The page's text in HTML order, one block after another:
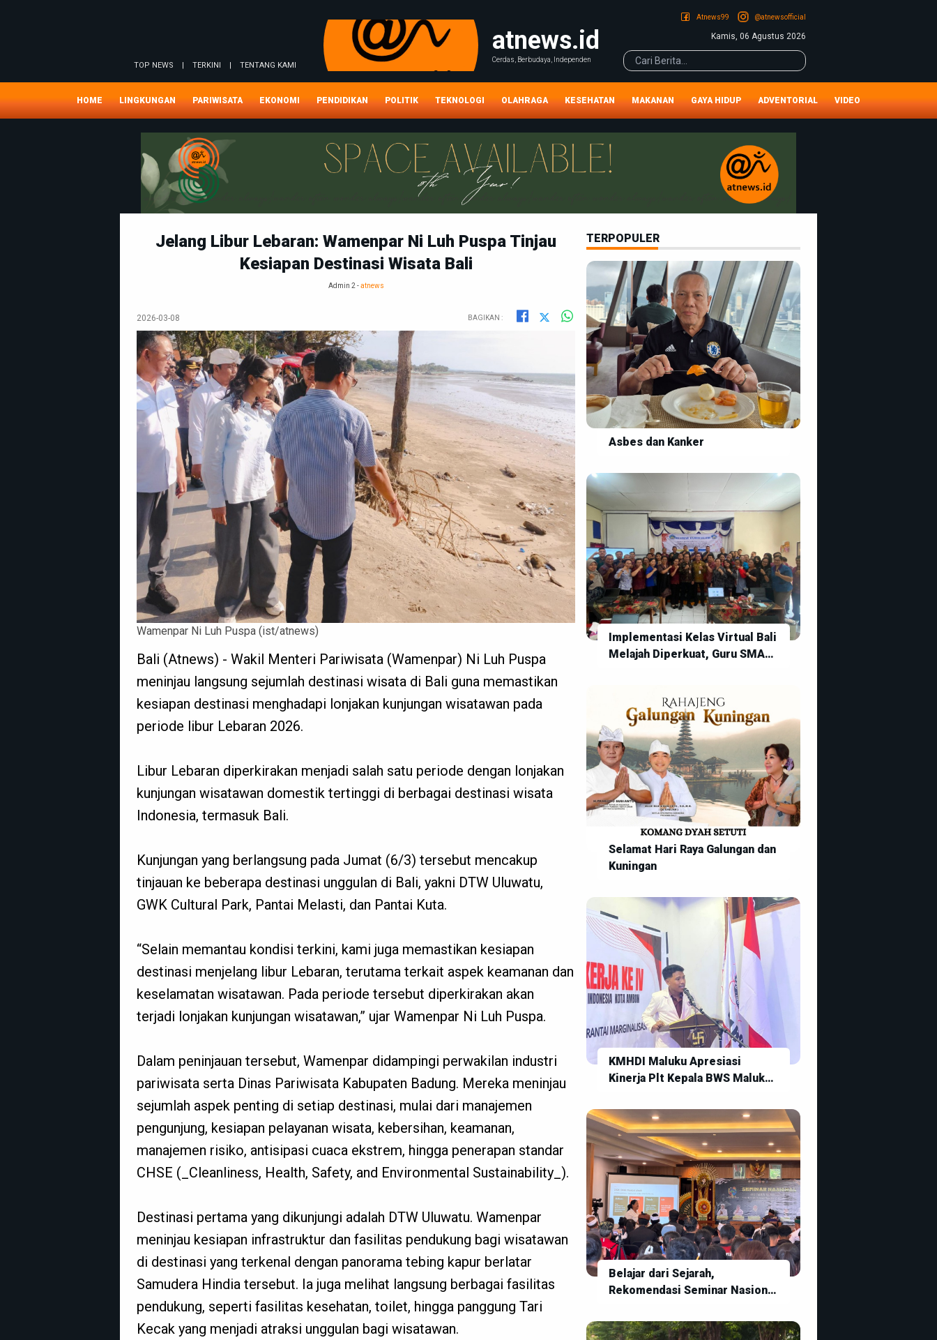
TOP NEWS | TERKINI | TENTANG KAMI
atnews.id
Cerdas, Berbudaya, Independen
Atnews99 @atnewsofficial
Kamis, 06 Agustus 2026
HOME LINGKUNGAN PARIWISATA EKONOMI PENDIDIKAN POLITIK TEKNOLOGI OLAHRAGA KESEHATAN MAKANAN GAYA HIDUP ADVENTORIAL VIDEO
Jelang Libur Lebaran: Wamenpar Ni Luh Puspa Tinjau
Kesiapan Destinasi Wisata Bali
Admin 2 -atnews
2026-03-08 BAGIKAN :
Wamenpar Ni Luh Puspa (ist/atnews)
Bali (Atnews) - Wakil Menteri Pariwisata (Wamenpar) Ni Luh Puspa
meninjau langsung sejumlah destinasi wisata di Bali guna memastikan
kesiapan destinasi menghadapi lonjakan kunjungan wisatawan pada
periode libur Lebaran 2026.
Libur Lebaran diperkirakan menjadi salah satu periode dengan lonjakan
kunjungan wisatawan domestik tertinggi di berbagai destinasi wisata
Indonesia, termasuk Bali.
Kunjungan yang berlangsung pada Jumat (6/3) tersebut mencakup
tinjauan ke beberapa destinasi unggulan di Bali, yakni DTW Uluwatu,
GWK Cultural Park, Pantai Melasti, dan Pantai Kuta.
“Selain memantau kondisi terkini, kami juga memastikan kesiapan
destinasi menjelang libur Lebaran, terutama terkait aspek keamanan dan
keselamatan wisatawan. Pada periode tersebut diperkirakan akan
terjadi lonjakan kunjungan wisatawan,” ujar Wamenpar Ni Luh Puspa.
Dalam peninjauan tersebut, Wamenpar didampingi perwakilan industri
pariwisata serta Dinas Pariwisata Kabupaten Badung. Mereka meninjau
sejumlah aspek penting di setiap destinasi, mulai dari manajemen
pengunjung, kesiapan pelayanan wisata, kebersihan, keamanan,
manajemen risiko, antisipasi cuaca ekstrem, hingga penerapan standar
CHSE (_Cleanliness, Health, Safety, and Environmental Sustainability_).
Destinasi pertama yang dikunjungi adalah DTW Uluwatu. Wamenpar
meninjau kesiapan infrastruktur dan fasilitas pendukung bagi wisatawan
di destinasi yang terkenal dengan panorama tebing kapur berlatar
Samudera Hindia tersebut. Ia juga melihat langsung berbagai fasilitas
pendukung, seperti fasilitas kesehatan, toilet, hingga panggung Tari
Kecak yang menjadi atraksi unggulan bagi wisatawan.
TERPOPULER
Asbes dan Kanker
Implementasi Kelas Virtual Bali
Melajah Diperkuat, Guru SMA
yang Inovatif
Selamat Hari Raya Galungan dan
Kuningan
KMHDI Maluku Apresiasi
Kinerja Plt Kepala BWS Maluku
Kepemimpinan
Belajar dari Sejarah,
Rekomendasi Seminar Nasional